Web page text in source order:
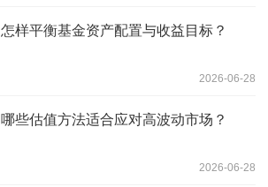
怎样平衡基金资产配置与收益目标？
2026-06-28
哪些估值方法适合应对高波动市场？
2026-06-28